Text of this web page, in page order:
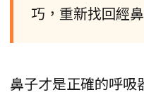
巧，重新找回經
鼻子才是正確的呼吸